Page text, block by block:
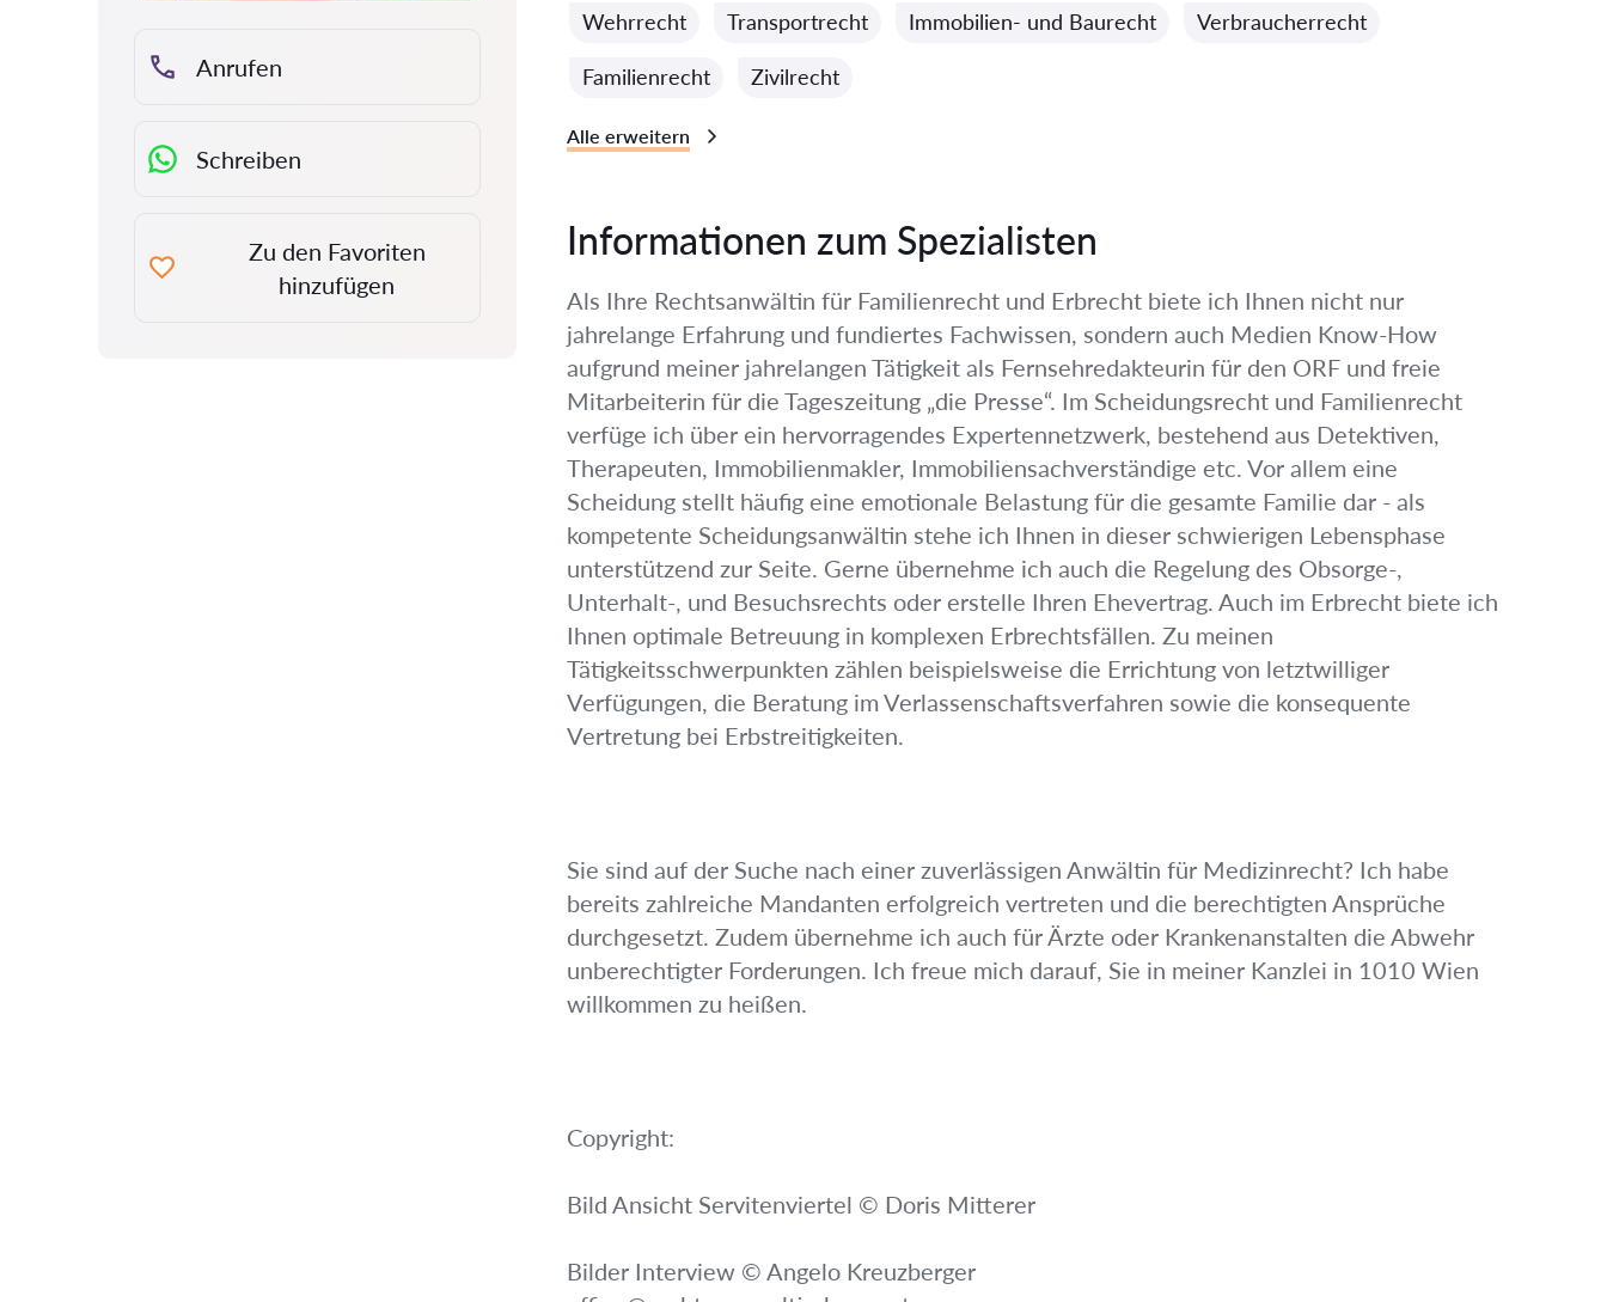
Anrufen
Schreiben
Zu den Favoriten
hinzufügen
Wehrrecht Transportrecht Immobilien- und Baurecht Verbraucherrecht
Familienrecht Zivilrecht
Alle erweitern
Informationen zum Spezialisten
Als Ihre Rechtsanwältin für Familienrecht und Erbrecht biete ich Ihnen nicht nur
jahrelange Erfahrung und fundiertes Fachwissen, sondern auch Medien Know-How
aufgrund meiner jahrelangen Tätigkeit als Fernsehredakteurin für den ORF und freie
Mitarbeiterin für die Tageszeitung „die Presse“. Im Scheidungsrecht und Familienrecht
verfüge ich über ein hervorragendes Expertennetzwerk, bestehend aus Detektiven,
Therapeuten, Immobilienmakler, Immobiliensachverständige etc. Vor allem eine
Scheidung stellt häufig eine emotionale Belastung für die gesamte Familie dar - als
kompetente Scheidungsanwältin stehe ich Ihnen in dieser schwierigen Lebensphase
unterstützend zur Seite. Gerne übernehme ich auch die Regelung des Obsorge-,
Unterhalt-, und Besuchsrechts oder erstelle Ihren Ehevertrag. Auch im Erbrecht biete ich
Ihnen optimale Betreuung in komplexen Erbrechtsfällen. Zu meinen
Tätigkeitsschwerpunkten zählen beispielsweise die Errichtung von letztwilliger
Verfügungen, die Beratung im Verlassenschaftsverfahren sowie die konsequente
Vertretung bei Erbstreitigkeiten.
Sie sind auf der Suche nach einer zuverlässigen Anwältin für Medizinrecht? Ich habe
bereits zahlreiche Mandanten erfolgreich vertreten und die berechtigten Ansprüche
durchgesetzt. Zudem übernehme ich auch für Ärzte oder Krankenanstalten die Abwehr
unberechtigter Forderungen. Ich freue mich darauf, Sie in meiner Kanzlei in 1010 Wien
willkommen zu heißen.
Copyright:
Bild Ansicht Servitenviertel © Doris Mitterer
Bilder Interview © Angelo Kreuzberger